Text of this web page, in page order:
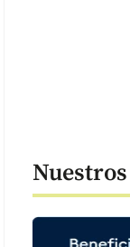
del incendio
segundos